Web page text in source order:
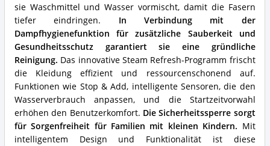
sie Waschmittel und Wasser vormischt, damit die Fasern
tiefer eindringen. In Verbindung mit der
Dampfhygienefunktion für zusätzliche Sauberkeit und
Gesundheitsschutz garantiert sie eine gründliche
Reinigung. Das innovative Steam Refresh-Programm frischt
die Kleidung effizient und ressourcenschonend auf.
Funktionen wie Stop & Add, intelligente Sensoren, die den
Wasserverbrauch anpassen, und die Startzeitvorwahl
erhöhen den Benutzerkomfort. Die Sicherheitssperre sorgt
für Sorgenfreiheit für Familien mit kleinen Kindern. Mit
intelligentem Design und Funktionalität ist diese